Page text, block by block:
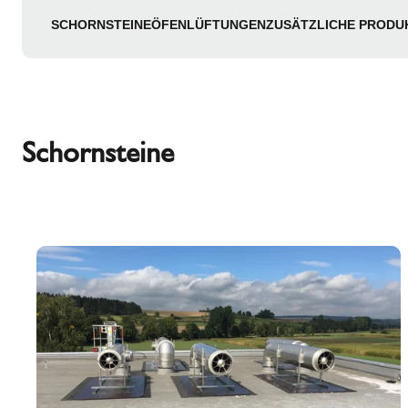
SCHORNSTEINEÖFENLÜFTUNGENZUSÄTZLICHE
Schornsteine